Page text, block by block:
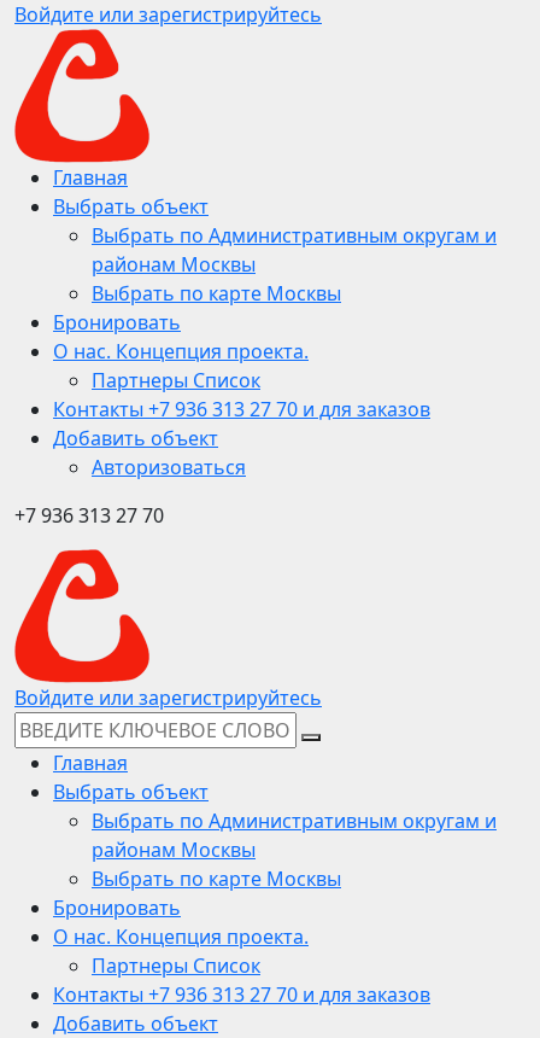
Войдите или зарегистрируйтесь
Главная
Выбрать объект
Выбрать по Административным округам и
районам Москвы
Выбрать по карте Москвы
Бронировать
О нас. Концепция проекта.
Партнеры Список
Контакты +7 936 313 27 70 и для заказов
Добавить объект
Авторизоваться
+7 936 313 27 70
Войдите или зарегистрируйтесь
Главная
Выбрать объект
Выбрать по Административным округам и
районам Москвы
Выбрать по карте Москвы
Бронировать
О нас. Концепция проекта.
Партнеры Список
Контакты +7 936 313 27 70 и для заказов
Добавить объект